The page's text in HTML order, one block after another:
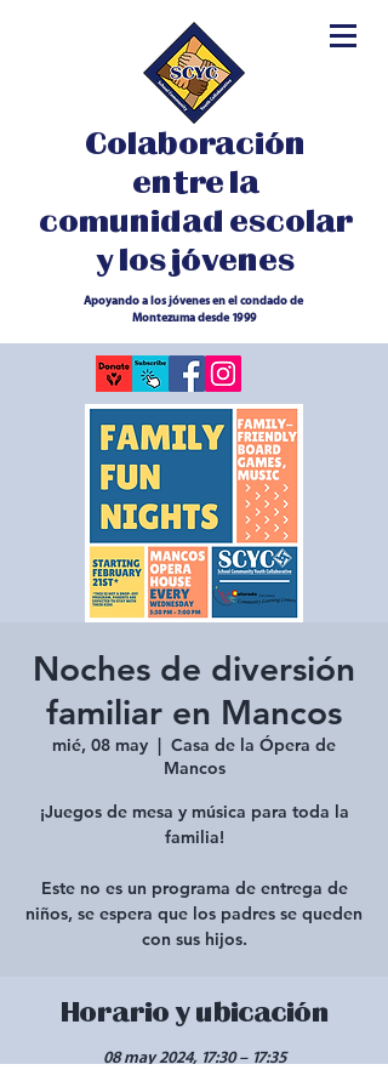
Colaboración
entre la
comunidad escolar
y los jóvenes
Apoyando a los jóvenes en el condado de
Montezuma desde 1999
Noches de diversión
familiar en Mancos
mié, 08 may
  |
Casa de la Ópera de
Mancos
¡Juegos de mesa y música para toda la
familia!
Este no es un programa de entrega de
niños, se espera que los padres se queden
con sus hijos.
Horario y ubicación
08 may 2024, 17:30 – 17:35